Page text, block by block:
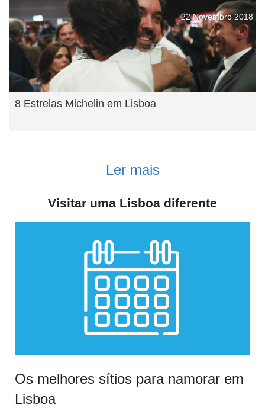
22 Novembro 2018
8 Estrelas Michelin em Lisboa
Ler mais
Visitar uma Lisboa diferente
Os melhores sítios para namorar em
Lisboa